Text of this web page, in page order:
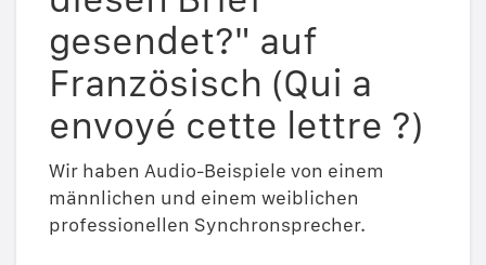
gesendet?" auf
Französisch (Qui a
envoyé cette lettre ?)
Wir haben Audio-Beispiele von einem
männlichen und einem weiblichen
professionellen Synchronsprecher.